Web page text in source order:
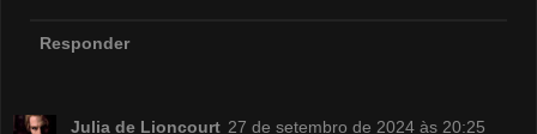
Responder
Julia de Lioncourt 27 de setembro de 2024 às 20:25